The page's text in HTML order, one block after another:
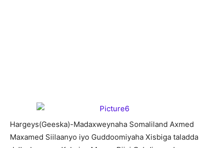
Hargeys(Geeska)-Madaxweynaha Somaliland Axmed
Maxamed Siilaanyo iyo Guddoomiyaha Xisbiga taladda